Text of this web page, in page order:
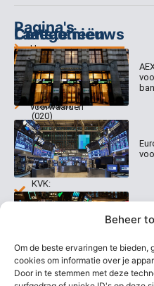
Beheer
Om de beste ervaringen te
cookies om informatie over je
Door in te stemmen met deze
Pagina's
Home
Abonnementen
Dagcommentaar
Tradealert
Organisatie
Contact
Categorieën
Columns
Dagcommentaar
Algemene
voorwaarden
Disclaimer
Welk
abonnement
kiezen
Contact
Keizersgracht
520
1017 EK
Amsterdam
(020)
231
0020
info@beurstrader.nl
KVK:
99197022
Laatste nieuws